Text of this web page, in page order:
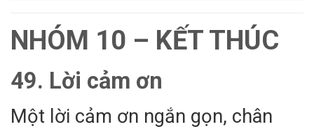
NHÓM 10 – KẾT THÚC
49. Lời cảm ơn
Một lời cảm ơn ngắn gọn, chân